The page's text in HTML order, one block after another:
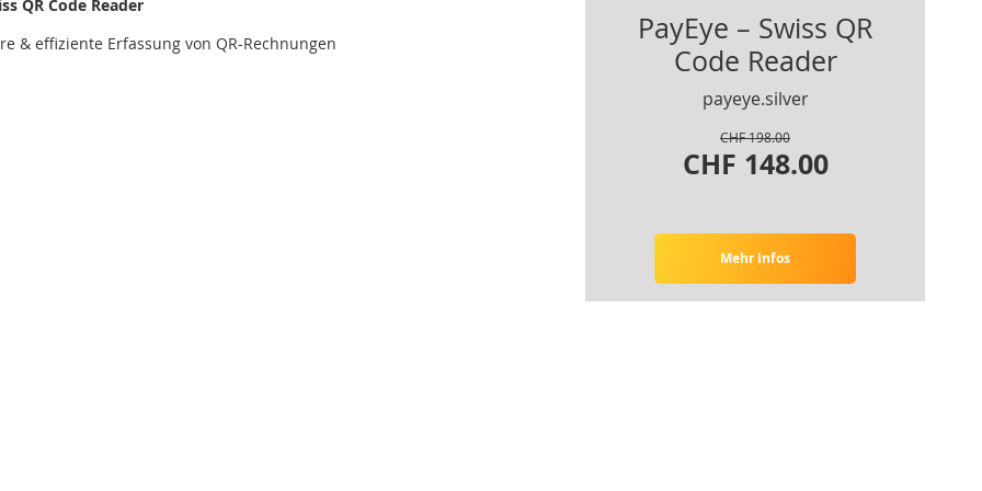
QR Code Reader
& effiziente Erfassung von QR-Rechnungen
PayEye – Swiss QR
Code Reader
payeye.silver
CHF 198.00
CHF 148.00
Mehr Infos